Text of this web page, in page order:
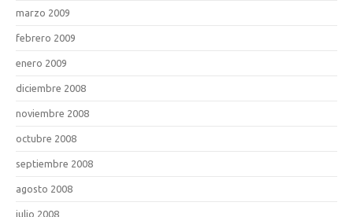
marzo 2009
febrero 2009
enero 2009
diciembre 2008
noviembre 2008
octubre 2008
septiembre 2008
agosto 2008
julio 2008